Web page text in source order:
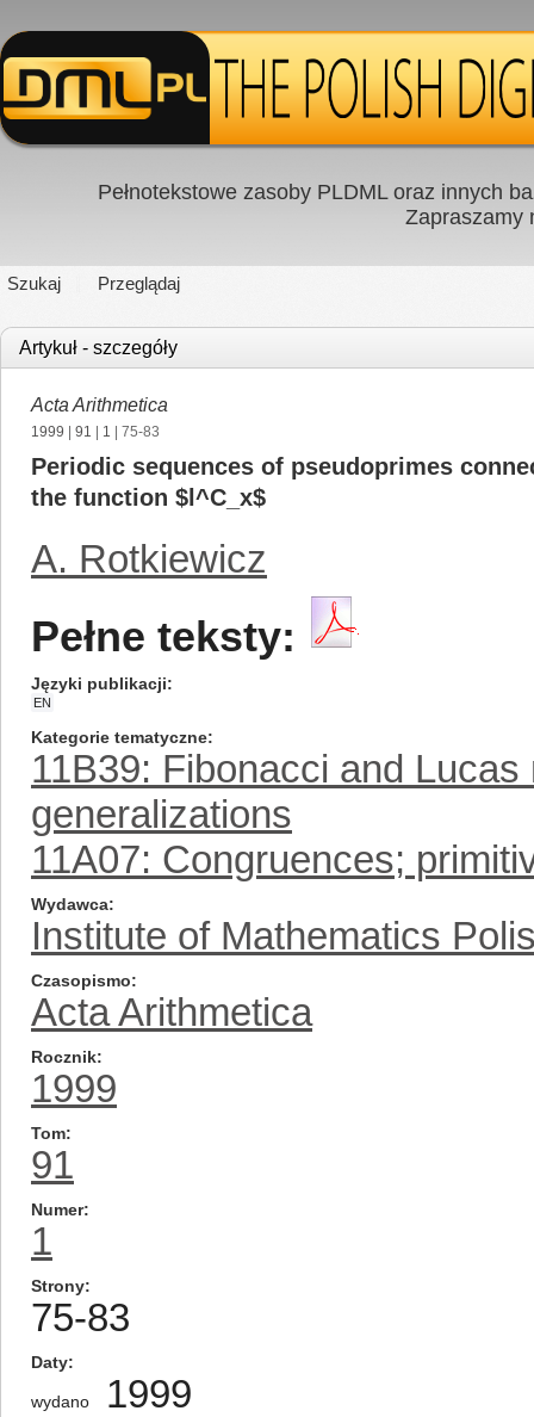
Pełnotekstowe zasoby PLDML oraz innych
Zapraszamy
Szukaj Przeglądaj
Artykuł - szczegóły
Acta Arithmetica
1999 91 1 | 75-83
Periodic sequences of pseudoprimes
the function $l^C_x$
A. Rotkiewicz
Pełne teksty:
Języki publikacji
EN
Kategorie tematyczne
11B39: Fibonacci and
generalizations
11A07: Congruences;
Wydawca
Institute of Mathematics
Czasopismo
Acta Arithmetica
Rocznik
1999
Tom
91
Numer
1
Strony
75-83
Daty
wydano 1999